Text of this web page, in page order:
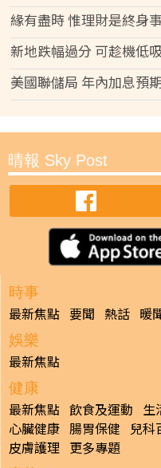
緣有盡時 惟理財是終身
新地跌幅過分 可趁機低
美國聯儲局 年內加息預
晴報 Sky Post
時事
最新焦點 要聞 熱話 暖
娛樂
最新焦點
健康
最新焦點 飲食及運動 生
心臟健康 腸胃保健 兒科
皮膚護理 更多專題